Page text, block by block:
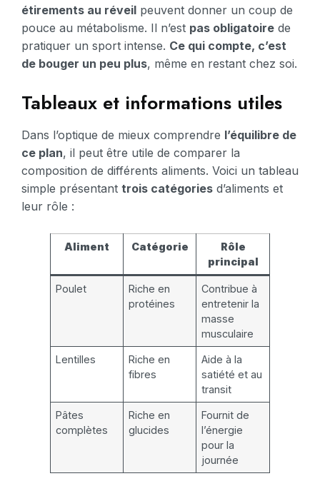
étirements au réveil peuvent donner un coup de
pouce au métabolisme. Il n’est pas obligatoire de
pratiquer un sport intense. Ce qui compte, c’est
de bouger un peu plus, même en restant chez soi.
Tableaux et informations utiles
Dans l’optique de mieux comprendre l’équilibre de
ce plan, il peut être utile de comparer la
composition de différents aliments. Voici un tableau
simple présentant trois catégories d’aliments et
leur rôle :
Aliment Catégorie
Rôle
principal
Poulet
Riche en
protéines
Contribue à
entretenir la
masse
musculaire
Lentilles
Riche en
fibres
Aide à la
satiété et au
transit
Pâtes
complètes
Riche en
glucides
Fournit de
l’énergie
pour la
journée